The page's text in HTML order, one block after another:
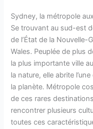
Sydney, la métropole
Se trouvant au sud-est
de l’État de la
Wales. Peuplée de plus
la plus importante ville
la nature, elle abrite
la planète. Métropole
de ces rares
rencontrer plusieurs
toutes ces